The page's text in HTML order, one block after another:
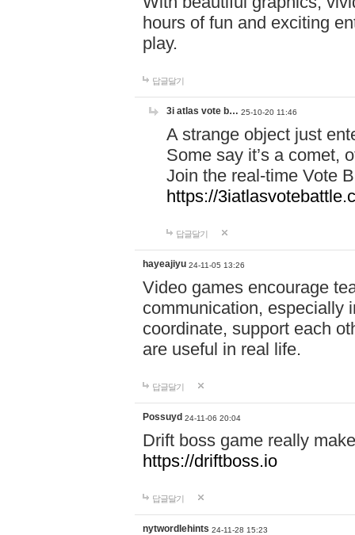
hours of fun and exciting
play.
답글달기
3i atlas vote b… 25-10-20 11:46
A strange object just
Some say it’s a comet,
Join the real-time Vote
https://
답글달기
hayeajiyu 24-11-05 13:26
Video games encourage
communication, especially
coordinate, support each
are useful in real life.
답글달기
Possuyd 24-11-06 20:04
Drift boss game really
https://driftboss.io
답글달기
nytwordlehints 24-11-28 15:23